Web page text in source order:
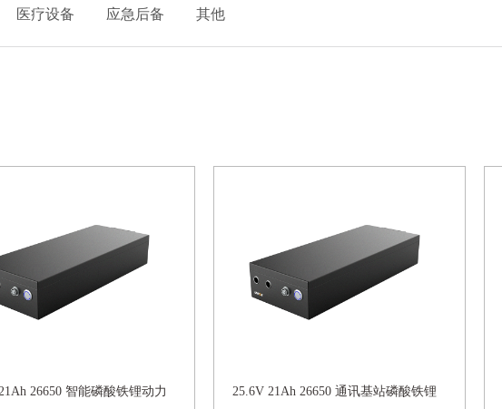
医疗设备 应急后备 其他
26650 智能磷酸铁锂动力
25.6V 21Ah 26650 通讯基站磷酸铁锂